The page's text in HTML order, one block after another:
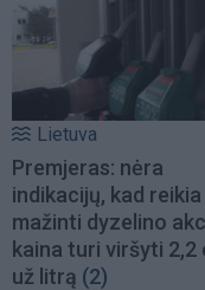
Lietuva
Premjeras: nėra
indikacijų, kad reikia
mažinti dyzelino
kaina turi viršyti 2,2
už litrą (2)